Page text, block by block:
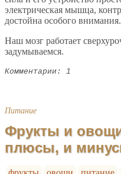
электрическая мышца,
достойна особого внимания.
Наш мозг работает
задумываемся.
Комментарии: 1
Питание
Фрукты и
плюсы, и